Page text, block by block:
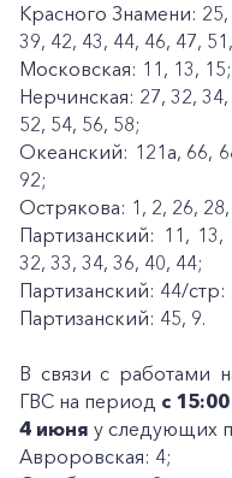
Красного Знамени: 25,
39, 42, 43, 44, 46, 47,
Московская: 11, 13, 15;
Нерчинская: 27, 32,
52, 54, 56, 58;
Океанский: 121а, 66,
92;
Острякова: 1, 2, 26, 28,
Партизанский: 11,
32, 33, 34, 36, 40, 44;
Партизанский: 44/стр:
Партизанский: 45, 9.
В связи с работами
ГВС на период с
4 июня у следующих
Авроровская: 4;